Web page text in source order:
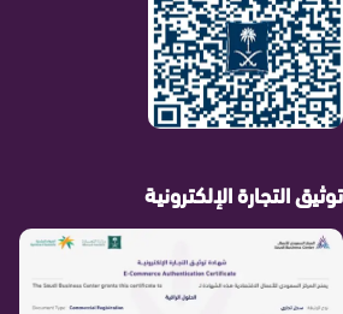
توثيق التجارة الإلكترونية